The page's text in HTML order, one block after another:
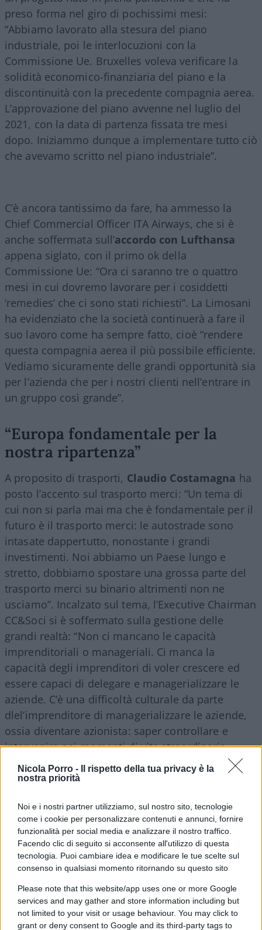
Nicola Porro -
Il rispetto della tua privacy è la
nostra priorità
Noi e i nostri partner utilizziamo, sul nostro sito, tecnologie
come i cookie per personalizzare contenuti e annunci, fornire
funzionalità per social media e analizzare il nostro traffico.
Facendo clic di seguito si acconsente all'utilizzo di questa
tecnologia. Puoi cambiare idea e modificare le tue scelte sul
consenso in qualsiasi momento ritornando su questo sito
Please note that this website/app uses one or more Google
services and may gather and store information including but
not limited to your visit or usage behaviour. You may click to
grant or deny consent to Google and its third-party tags to
preso forma nel giro di pochissimi mesi:
“Abbiamo lavorato alla stesura del piano
industriale, poi le interlocuzioni con la
Commissione Ue. Bruxelles voleva verificare la
solidità economico-finanziaria del piano e la
discontinuità con la precedente compagnia aerea.
L’approvazione del piano avvenne nel luglio del
2021, con la data di partenza fissata tre mesi
dopo. Iniziammo dunque a implementare tutto ciò
che avevamo scritto nel piano industriale”.
C’è ancora tantissimo da fare, ha ammesso la
Chief Commercial Officer ITA Airways, che si è
anche soffermata sull’accordo con Lufthansa
appena siglato, con il primo ok della
Commissione Ue: “Ora ci saranno tre o quattro
mesi in cui dovremo lavorare per i cosiddetti
‘remedies’ che ci sono stati richiesti”. La Limosani
ha evidenziato che la società continuerà a fare il
suo lavoro come ha sempre fatto, cioè “rendere
questa compagnia aerea il più possibile efficiente.
Vediamo sicuramente delle grandi opportunità sia
per l’azienda che per i nostri clienti nell’entrare in
un gruppo così grande”.
“Europa fondamentale per la
nostra ripartenza”
A proposito di trasporti, Claudio Costamagna ha
posto l’accento sul trasporto merci: “Un tema di
cui non si parla mai ma che è fondamentale per il
futuro è il trasporto merci: le autostrade sono
intasate dappertutto, nonostante i grandi
investimenti. Noi abbiamo un Paese lungo e
stretto, dobbiamo spostare una grossa parte del
trasporto merci su binario altrimenti non ne
usciamo”. Incalzato sul tema, l’Executive Chairman
CC&Soci si è soffermato sulla gestione delle
grandi realtà: “Non ci mancano le capacità
imprenditoriali o manageriali. Ci manca la
capacità degli imprenditori di voler crescere ed
essere capaci di delegare e managerializzare le
aziende. C’è una difficoltà culturale da parte
dlel’imprenditore di managerializzare le aziende,
ossia diventare azionista: saper controllare e
intervenire nei momenti di vita straordinaria
dell’azienda. Ma la gestione deve essere fatta da
una squadra di manager”. Con una certezza: “I
fare gli yesman”. Secondo Costamagna, inoltre,
per una vera ripartenza dell’Italia è necessario fare
parte dell’Europa, perché Roma da sola non può
farcela: “In tal senso, abbiamo bisogno di una
maggiore coesione e comunanza di intenti”.
Le sfide di Poste Italiane